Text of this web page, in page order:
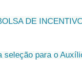
DE
seleção para o